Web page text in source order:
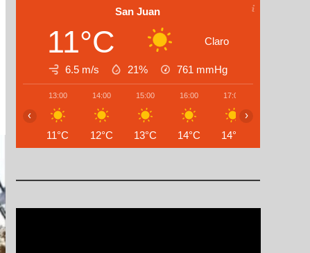
San Juan
11°C Claro
6.5 m/s 21% 761 mmHg
13:00
11°C
14:00
12°C
15:00
13°C
16:00
14°C
17:00
14°C
‹ ›